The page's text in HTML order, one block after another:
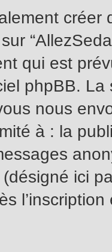
créer
qui est
phpBB.
nous
à : la
(désigné ici